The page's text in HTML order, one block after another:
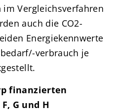
Vergleichsverfahren
auch die CO2-
Energiekennwerte
verbrauch je
finanzierten
G und H